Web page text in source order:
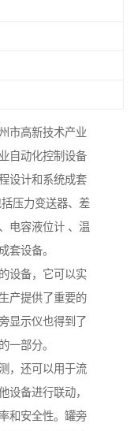
市高新技术产业
自动化控制设备
设计和系统成套
压力变送器、差
电容液位计 、温
套设备。
设备，它可以实
产提供了重要的
显示仪也得到了
一部分。
，还可以用于流
设备进行联动，
和安全性。罐旁